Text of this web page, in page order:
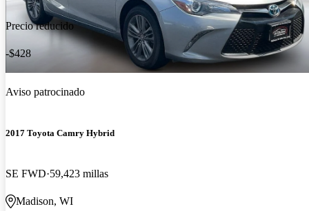
Precio reducido
-$428
Aviso patrocinado
2017 Toyota Camry Hybrid
SE FWD 59,423 millas
Madison, WI